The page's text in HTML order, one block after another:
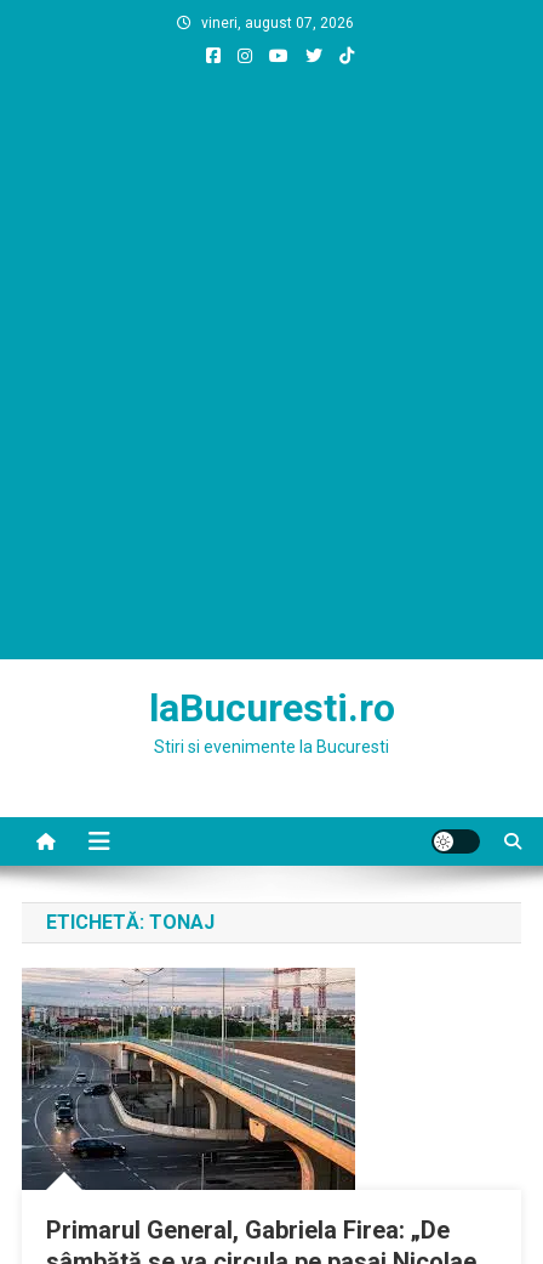
vineri, august 07, 2026
laBucuresti.ro
Stiri si evenimente la Bucuresti
ETICHETĂ: TONAJ
Primarul General, Gabriela Firea: „De